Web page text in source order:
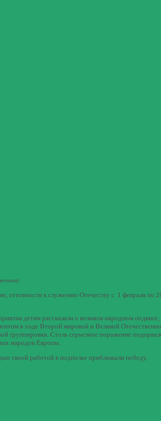
)
готовности к служению Отечеству с 1 февраля по
детям рассказали о великом народном подвиге,
в ходе Второй мировой и Великой
группировки. Столь серьезное поражение
народов Европы.
своей работой в подполье приближали победу.